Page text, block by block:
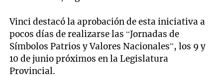
Vinci destacó la aprobación de esta iniciativa a
pocos días de realizarse las “Jornadas de
Símbolos Patrios y Valores Nacionales”, los 9 y
10 de junio próximos en la Legislatura
Provincial.